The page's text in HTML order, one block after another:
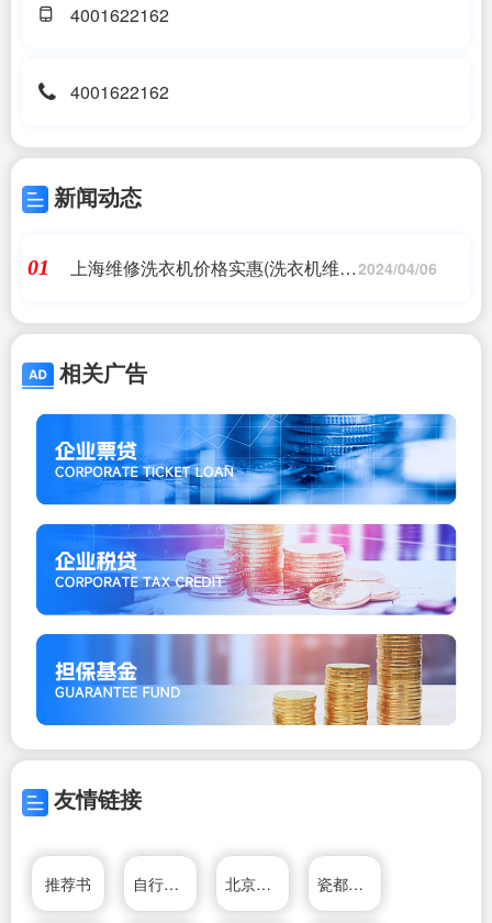
4001622162
4001622162
新闻动态
01
上海维修洗衣机价格实惠(洗衣机维修2024/04/06
相关广告
友情链接
推荐书 自行车推荐 北京家电维修网 瓷都取名网